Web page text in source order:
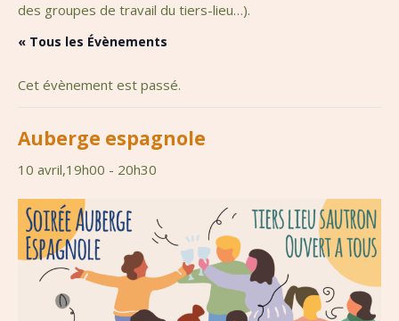
des groupes de travail du tiers-lieu…).
« Tous les Évènements
Cet évènement est passé.
Auberge espagnole
10 avril,19h00 - 20h30